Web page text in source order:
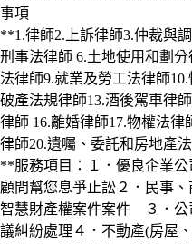
事項
**1.律師2.上訴律師3.仲裁與
刑事法律師 6.土地使用和劃
法律師9.就業及勞工法律師
破產法規律師13.酒後駕車律
律師 16.離婚律師17.物權法律
律師20.遺囑、委託和房地產
**服務項目：１．優良企業
顧問幫您息爭止訟２．民事
智慧財產權案件案件 ３．公
議糾紛處理４．不動產(房屋